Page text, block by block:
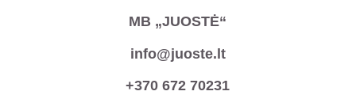
MB „JUOSTĖ“
info@juoste.lt
+370 672 70231